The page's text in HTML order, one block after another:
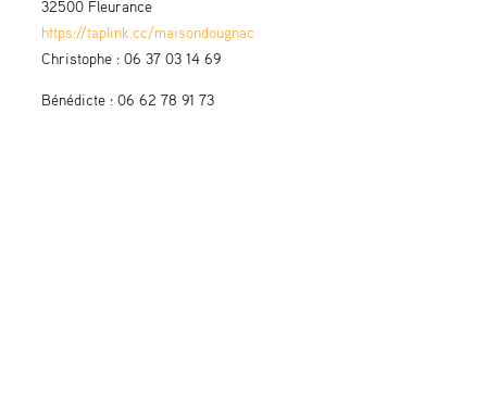
32500 Fleurance
https://taplink.cc/maisondougnac
Christophe : 06 37 03 14 69
Bénédicte : 06 62 78 91 73